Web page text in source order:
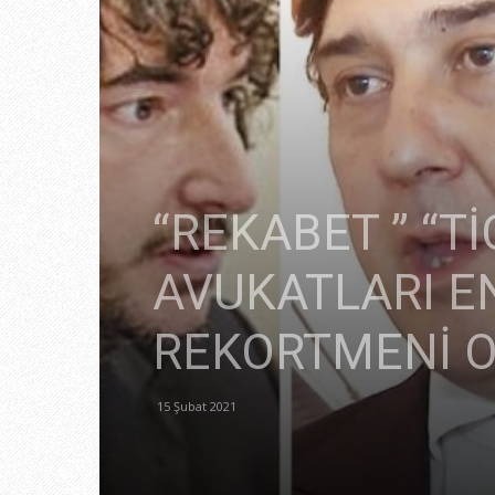
“REKABET ”
AVUKATLARI
REKORTMENİ
15 Şubat 2021